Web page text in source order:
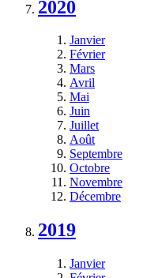
2020
Janvier
Février
Mars
Avril
Mai
Juin
Juillet
Août
Septembre
Octobre
Novembre
Décembre
2019
Janvier